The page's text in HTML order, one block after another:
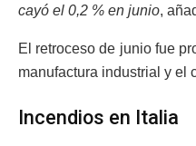
cayó el 0,2 % en junio,
El retroceso de junio fue
manufactura industrial y el
Incendios en Italia